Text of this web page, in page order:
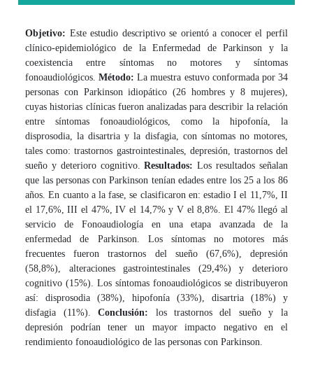
Objetivo: Este estudio descriptivo se orientó a conocer el perfil
clínico-epidemiológico de la Enfermedad de Parkinson y la
coexistencia entre síntomas no motores y síntomas
fonoaudiológicos.Método: La muestra estuvo conformada por 34
personas con Parkinson idiopático (26 hombres y 8 mujeres),
cuyas historias clínicas fueron analizadas para describir la relación
entre síntomas fonoaudiológicos, como la hipofonía, la
disprosodia, la disartria y la disfagia, con síntomas no motores,
tales como: trastornos gastrointestinales, depresión, trastornos del
sueño y deterioro cognitivo.Resultados:Los resultados señalan
que las personas con Parkinson tenían edades entre los 25 a los 86
años. En cuanto a la fase, se clasificaron en: estadio I el 11,7%, II
el 17,6%, III el 47%, IV el 14,7% y V el 8,8%. El 47% llegó al
servicio de Fonoaudiología en una etapa avanzada de la
enfermedad de Parkinson. Los síntomas no motores más
frecuentes fueron trastornos del sueño (67,6%), depresión
(58,8%), alteraciones gastrointestinales (29,4%) y deterioro
cognitivo (15%). Los síntomas fonoaudiológicos se distribuyeron
así: disprosodia (38%), hipofonía (33%), disartria (18%) y
disfagia (11%).Conclusión: los trastornos del sueño y la
depresión podrían tener un mayor impacto negativo en el
rendimiento fonoaudiológico de las personas con Parkinson.